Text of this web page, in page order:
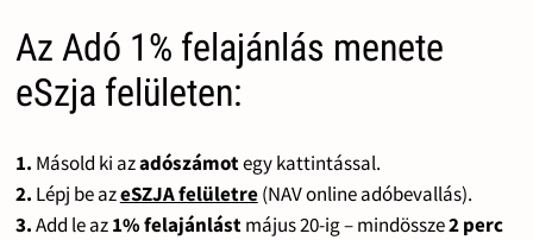
Az Adó 1% felajánlás menete
eSzja felületen:
1. Másold ki azadószámotegy kattintással.
2. Lépj be azeSZJA felületre(NAV online adóbevallás).
3.Add le az1% felajánlástmájus 20-ig – mindössze2 perc